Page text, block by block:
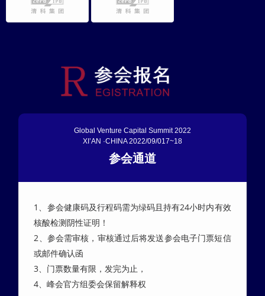
Global Venture Capital Summit 2022
XI’AN ·CHINA 2022/09/017~18
参会通道
1、参会健康码及行程码需为绿码且持有24小时内有效
核酸检测阴性证明！
2、参会需审核，审核通过后将发送参会电子门票短信
或邮件确认函
3、门票数量有限，发完为止，
4、峰会官方组委会保留解释权